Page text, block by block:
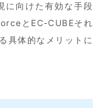
に向けた有効な手段
とEC-CUBEそれ
具体的なメリットに